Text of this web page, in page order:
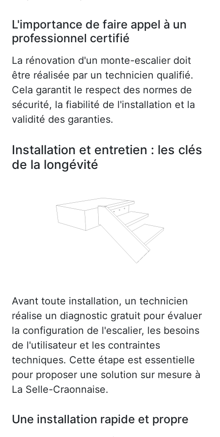
L'importance de faire appel à un
professionnel certifié
La rénovation d'un monte-escalier doit
être réalisée par un technicien qualifié.
Cela garantit le respect des normes de
sécurité, la fiabilité de l'installation et la
validité des garanties.
Installation et entretien : les clés
de la longévité
Avant toute installation, un technicien
réalise un diagnostic gratuit pour évaluer
la configuration de l'escalier, les besoins
de l'utilisateur et les contraintes
techniques. Cette étape est essentielle
pour proposer une solution sur mesure à
La Selle-Craonnaise.
Une installation rapide et propre